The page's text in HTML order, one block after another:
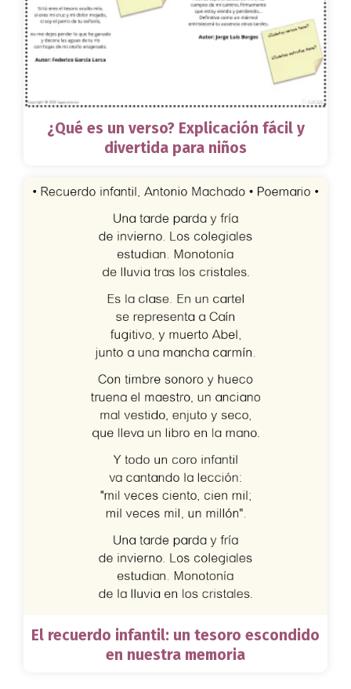
¿Qué es un verso? Explicación fácil y
divertida para niños
El recuerdo infantil: un tesoro escondido
en nuestra memoria